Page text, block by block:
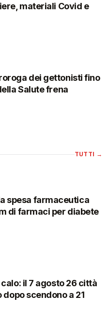
materiali Covid e
dei gettonisti fino
Salute frena
TUTTI →
spesa farmaceutica
di farmaci per diabete
il 7 agosto 26 città
scendono a 21